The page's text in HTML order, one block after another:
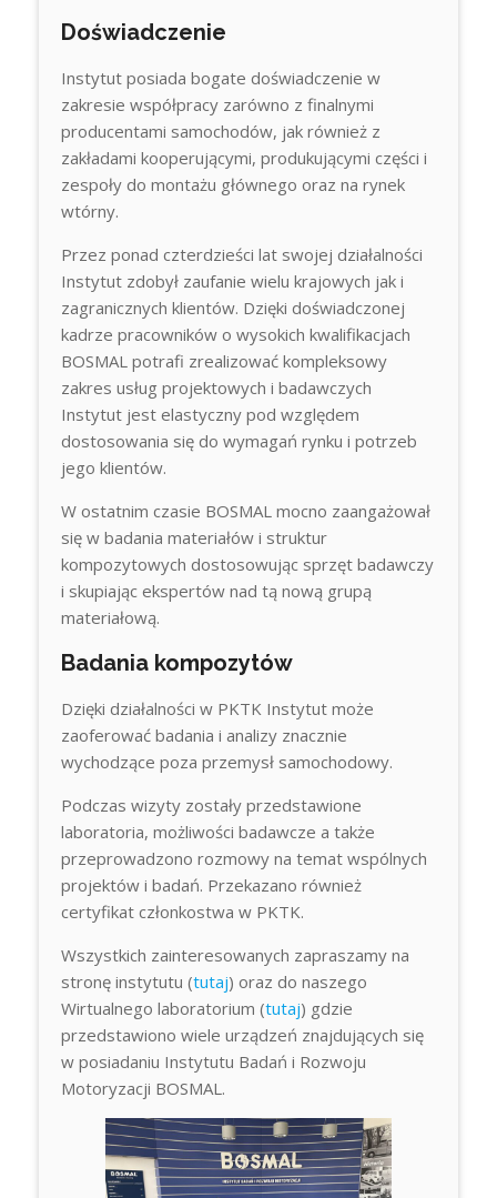
Doświadczenie
Instytut posiada bogate doświadczenie w
zakresie współpracy zarówno z finalnymi
producentami samochodów, jak również z
zakładami kooperującymi, produkującymi części i
zespoły do montażu głównego oraz na rynek
wtórny.
Przez ponad czterdzieści lat swojej działalności
Instytut zdobył zaufanie wielu krajowych jak i
zagranicznych klientów. Dzięki doświadczonej
kadrze pracowników o wysokich kwalifikacjach
BOSMAL potrafi zrealizować kompleksowy
zakres usług projektowych i badawczych
Instytut jest elastyczny pod względem
dostosowania się do wymagań rynku i potrzeb
jego klientów.
W ostatnim czasie BOSMAL mocno zaangażował
się w badania materiałów i struktur
kompozytowych dostosowując sprzęt badawczy
i skupiając ekspertów nad tą nową grupą
materiałową.
Badania kompozytów
Dzięki działalności w PKTK Instytut może
zaoferować badania i analizy znacznie
wychodzące poza przemysł samochodowy.
Podczas wizyty zostały przedstawione
laboratoria, możliwości badawcze a także
przeprowadzono rozmowy na temat wspólnych
projektów i badań. Przekazano również
certyfikat członkostwa w PKTK.
Wszystkich zainteresowanych zapraszamy na
stronę instytutu (tutaj) oraz do naszego
Wirtualnego laboratorium (tutaj) gdzie
przedstawiono wiele urządzeń znajdujących się
w posiadaniu Instytutu Badań i Rozwoju
Motoryzacji BOSMAL.